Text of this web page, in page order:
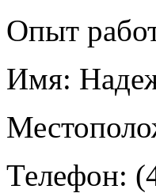
Опыт
Имя:
Телефон: